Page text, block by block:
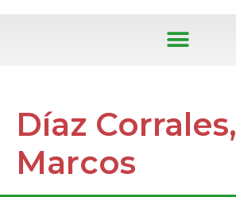
Díaz Corrales,
Marcos